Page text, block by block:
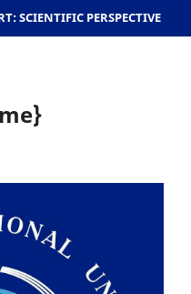
SCIENTIFIC PERSPECTIVE